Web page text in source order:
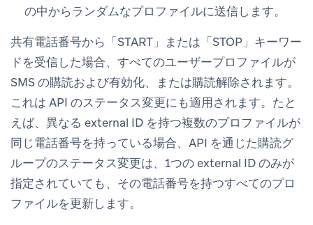
の中からランダムなプロファイルに送信します。
共有電話番号から「START」または「STOP」キーワー
ドを受信した場合、すべてのユーザープロファイルが
SMS の購読および有効化、または購読解除されます。
これは API のステータス変更にも適用されます。たと
えば、異なる external ID を持つ複数のプロファイルが
同じ電話番号を持っている場合、API を通じた購読グ
ループのステータス変更は、1つの external ID のみが
指定されていても、その電話番号を持つすべてのプロ
ファイルを更新します。